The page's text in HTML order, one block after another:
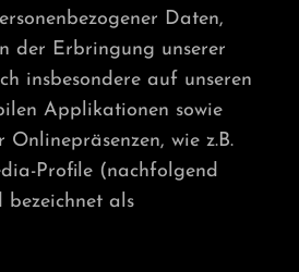
Daten,
der Erbringung unserer
insbesondere auf unseren
Applikationen sowie
wie z.B.
Profile (nachfolgend
bezeichnet als